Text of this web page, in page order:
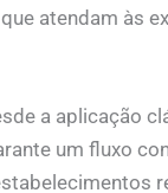
atendam às
a aplicação
um fluxo